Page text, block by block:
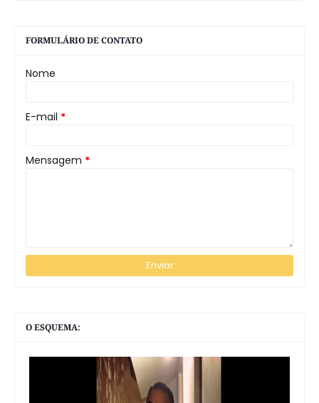
FORMULÁRIO DE CONTATO
Nome
E-mail *
Mensagem *
O ESQUEMA: